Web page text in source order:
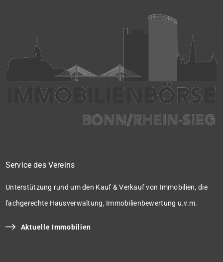
Service des Vereins
Unterstützung rund um den Kauf & Verkauf von Immobilien, die
fachgerechte Hausverwaltung, Immobilienbewertung u.v.m.
Aktuelle Immobilien